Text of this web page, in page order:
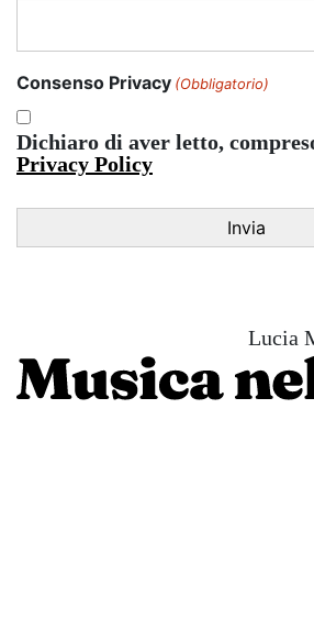
Consenso Privacy (Obbligatorio)
Dichiaro di aver letto,
Privacy Policy
Lucia